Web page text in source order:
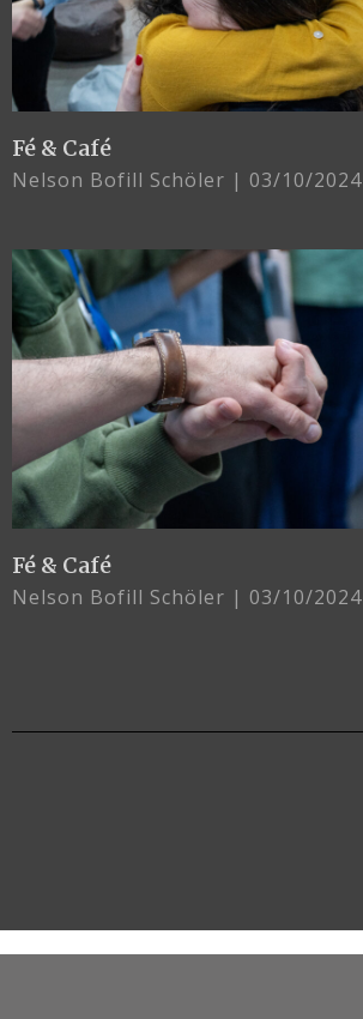
Fé & Café
Nelson Bofill Schöler 03/10/2024
Fé & Café
Nelson Bofill Schöler 03/10/2024